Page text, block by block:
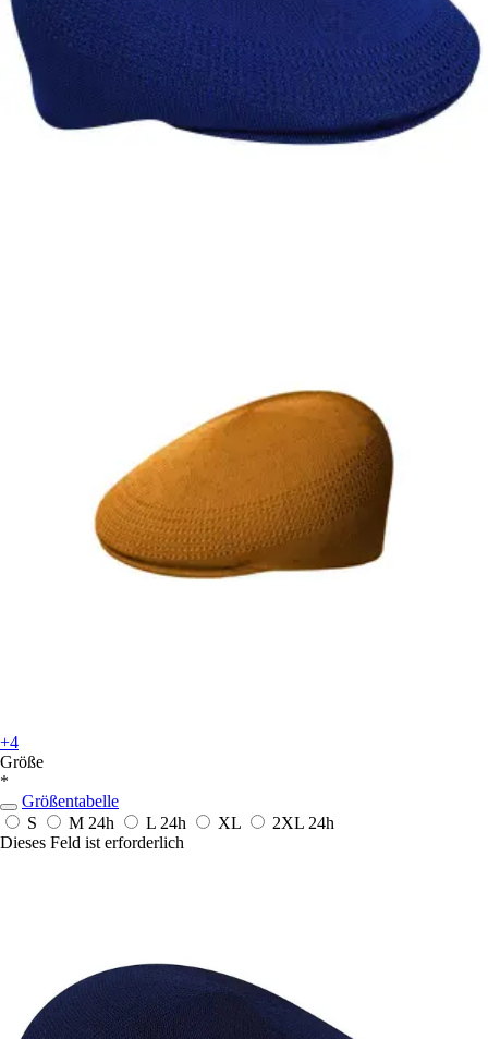
+4
Größe
*
Größentabelle
S
M 24h L 24h XL 2XL 24h
Dieses Feld ist erforderlich